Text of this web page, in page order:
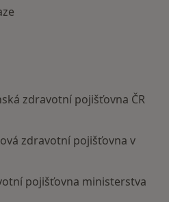
zdravotní pojišťovna ČR
zdravotní pojišťovna v
pojišťovna ministerstva